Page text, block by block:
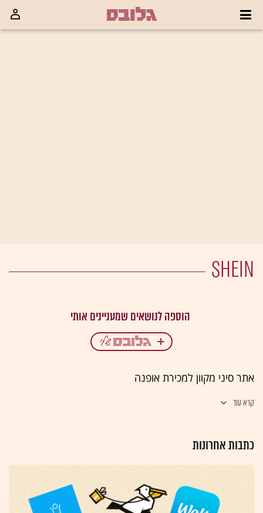
SHEIN
אתר סיני מקוון למכירת אופנה
קרא עוד
כתבות אחרונות